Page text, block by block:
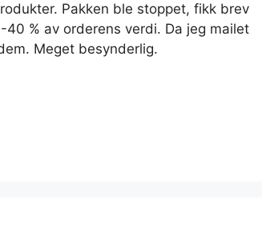
Pakken ble stoppet, fikk brev
% av orderens verdi. Da jeg mailet
Meget besynderlig.